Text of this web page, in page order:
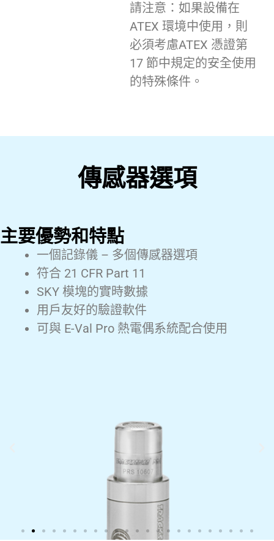
請注意：如果設備在
ATEX 環境中使用，則
必須考慮ATEX 憑證第
17 節中規定的安全使用
的特殊條件。
傳感器選項
主要優勢和特點
一個記錄儀 – 多個傳感器選項
符合 21 CFR Part 11
SKY 模塊的實時數據
用戶友好的驗證軟件
可與 E-Val Pro 熱電偶系統配合使用